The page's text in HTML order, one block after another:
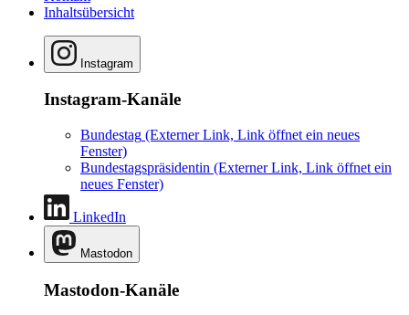
Inhaltsübersicht
Instagram
Instagram-Kanäle
Bundestag (Externer Link, Link öffnet ein neues
Fenster)
Bundestagspräsidentin (Externer Link, Link öffnet ein
neues Fenster)
LinkedIn
Mastodon
Mastodon-Kanäle